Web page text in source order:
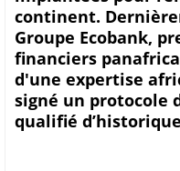
continent.
Groupe Ecobank,
financiers
d'une expertise
signé un protocole
qualifié